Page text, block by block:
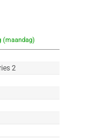
(maandag)
2